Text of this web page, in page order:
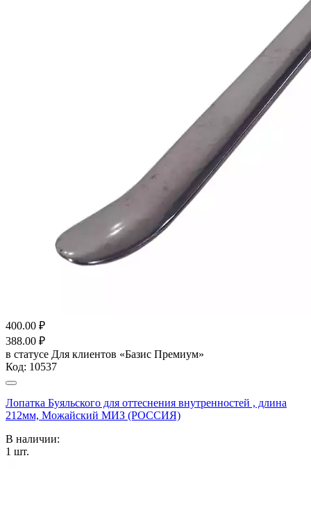
400.00 ₽
388.00 ₽
в статусе Для клиентов «Базис Премиум»
Код: 10537
Лопатка Буяльского для оттеснения внутренностей , длина
212мм, Можайский МИЗ (РОССИЯ)
В наличии:
1 шт.